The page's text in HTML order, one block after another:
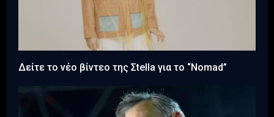
Δείτε το νέο βίντεο της Σtella για το “Nomad”